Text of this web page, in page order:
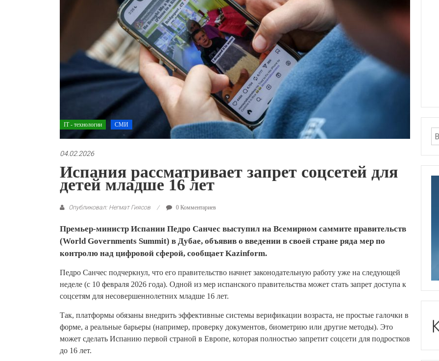
IT - технологии СМИ
04.02.2026
Испания рассматривает запрет соцсетей для
детей младше 16 лет
Опубликовал: Негмат Гиясов 0 Комментариев
Премьер-министр Испании Педро Санчес выступил на Всемирном саммите правительств
(World Governments Summit) в Дубае, объявив о введении в своей стране ряда мер по
контролю над цифровой сферой, сообщает Kazinform.
Педро Санчес подчеркнул, что его правительство начнет законодательную работу уже на следующей
неделе (с 10 февраля 2026 года). Одной из мер испанского правительства может стать запрет доступа к
соцсетям для несовершеннолетних младше 16 лет.
Так, платформы обязаны внедрить эффективные системы верификации возраста, не простые галочки в
форме, а реальные барьеры (например, проверку документов, биометрию или другие методы). Это
может сделать Испанию первой страной в Европе, которая полностью запретит соцсети для подростков
до 16 лет.